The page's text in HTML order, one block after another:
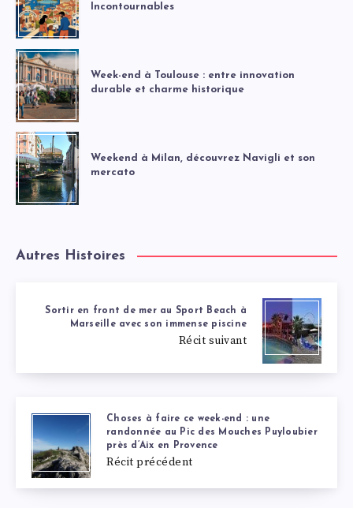
Incontournables
Week-end à Toulouse : entre innovation
durable et charme historique
Weekend à Milan, découvrez Navigli et son
mercato
Autres Histoires
Sortir en front de mer au Sport Beach à
Marseille avec son immense piscine
Récit suivant
Choses à faire ce week-end : une
randonnée au Pic des Mouches Puyloubier
près d’Aix en Provence
Récit précédent